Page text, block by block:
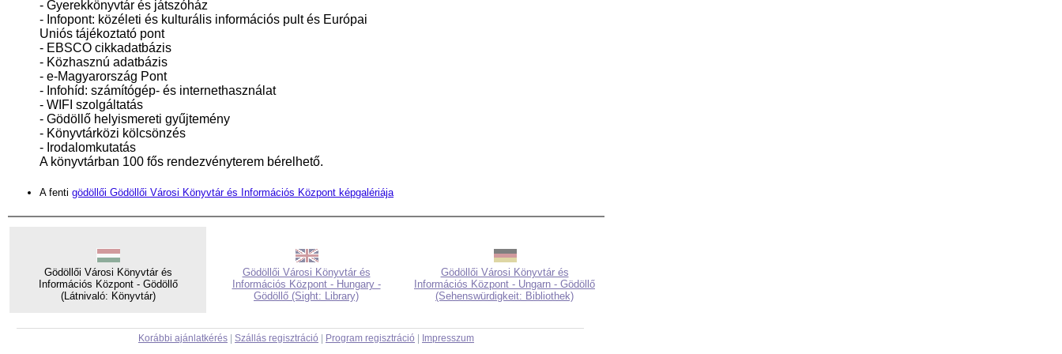
- Gyerekkönyvtár és játszóház
- Infopont: közéleti és kulturális információs pult és Európai
Uniós tájékoztató pont
- EBSCO cikkadatbázis
- Közhasznú adatbázis
- e-Magyarország Pont
- Infohíd: számítógép- és internethasználat
- WIFI szolgáltatás
- Gödöllő helyismereti gyűjtemény
- Könyvtárközi kölcsönzés
- Irodalomkutatás
A könyvtárban 100 fős rendezvényterem bérelhető.
A fenti gödöllői Gödöllői Városi Könyvtár és Információs Központ képgalériája
Gödöllői Városi Könyvtár és
Információs Központ - Gödöllő
(Látnivaló: Könyvtár)
Gödöllői Városi Könyvtár és
Információs Központ - Hungary -
Gödöllő (Sight: Library)
Gödöllői Városi Könyvtár és
Információs Központ - Ungarn - Gödöllő
(Sehenswürdigkeit: Bibliothek)
Korábbi ajánlatkérés Szállás regisztráció Program regisztráció Impresszum